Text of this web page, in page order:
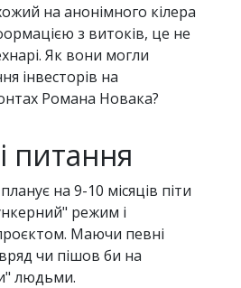
на анонімного кілера
з витоків, це не
Як вони могли
інвесторів на
Романа Новака?
питання
на 9-10 місяців піти
режим і
Маючи певні
чи пішов би на
людьми.